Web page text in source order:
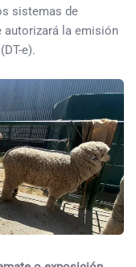
sistemas de
autorizará la emisión
e).